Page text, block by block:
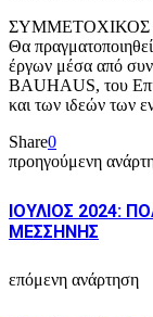
ΣΥΜΜΕΤΟΧΙΚΟΣ
Θα
έργων μέσα από
BAUHAUS, του
και των ιδεών των
Share0
προηγούμενη
ΙΟΥΛΙΟΣ 2024:
ΜΕΣΣΗΝΗΣ
επόμενη ανάρτηση